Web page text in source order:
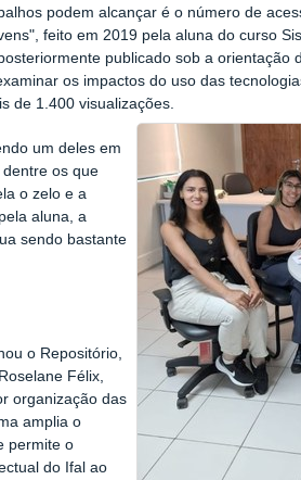
podem alcançar é o número de
feito em 2019 pela aluna do curso
publicado sob a orientação
os impactos do uso das
de 1.400 visualizações.
um deles em
os que
o zelo e a
aluna, a
sendo bastante
o Repositório,
Félix,
organização das
amplia o
permite o
do Ifal ao